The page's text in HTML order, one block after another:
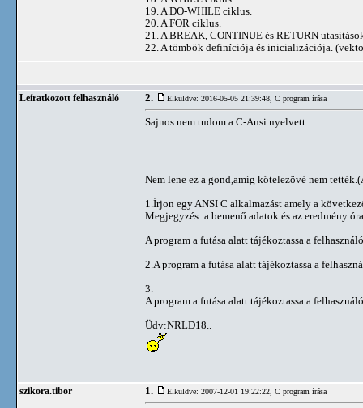
19. A DO-WHILE ciklus.
20. A FOR ciklus.
21. A BREAK, CONTINUE és RETURN
22. A tömbök definíciója és inicializációja.
Leíratkozott felhasználó 2. Elküldve: 2016-05-05 21:39:48, C program írása
Sajnos nem tudom a C-Ansi nyelvett.
Nem lene ez a gond,amíg kötelezövé nem
1.Írjon egy ANSI C alkalmazást amely a
Megjegyzés: a bemenő adatok és az eredmény
A program a futása alatt tájékoztassa a
2.A program a futása alatt tájékoztassa a
3.
A program a futása alatt tájékoztassa a
Üdv:NRLD18..
szikora.tibor 1. Elküldve: 2007-12-01 19:22:22, C program írása